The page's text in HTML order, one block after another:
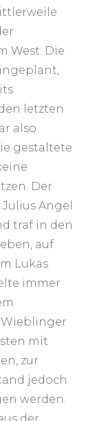
West. Die
letzten
also
gestaltete
Der
Angel
traf in den
auf
Lukas
immer
Wieblinger
mit
zur
jedoch
werden.